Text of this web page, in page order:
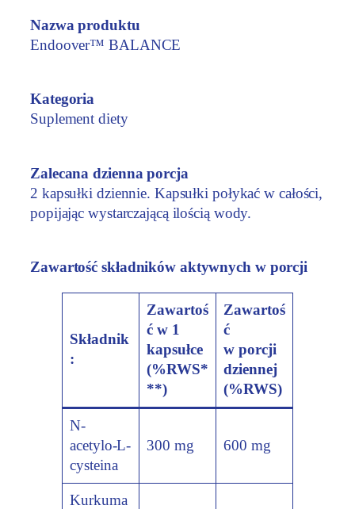
Nazwa produktu
Endoover™ BALANCE
Kategoria
Suplement diety
Zalecana dzienna porcja
2 kapsułki dziennie. Kapsułki połykać w całości,
popijając wystarczającą ilością wody.
Zawartość składników aktywnych w porcji
Składnik
:
Zawartoś
ć w 1
kapsułce
(%RWS*
**)
Zawartoś
ć
w porcji
dziennej
(%RWS)
N-
acetylo-L-
cysteina
300 mg 600 mg
Kurkuma